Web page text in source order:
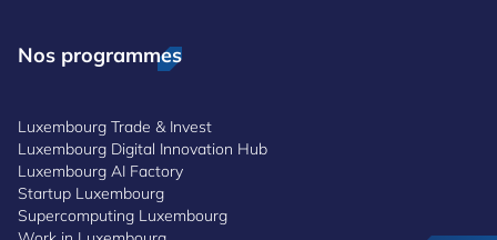
Nos programmes
Luxembourg Trade & Invest
Luxembourg Digital Innovation Hub
Luxembourg AI Factory
Startup Luxembourg
Supercomputing Luxembourg